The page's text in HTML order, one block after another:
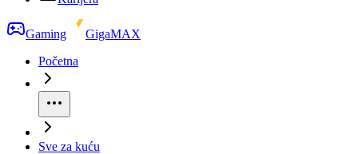
Gaming
GigaMAX
Početna
Sve za kuću